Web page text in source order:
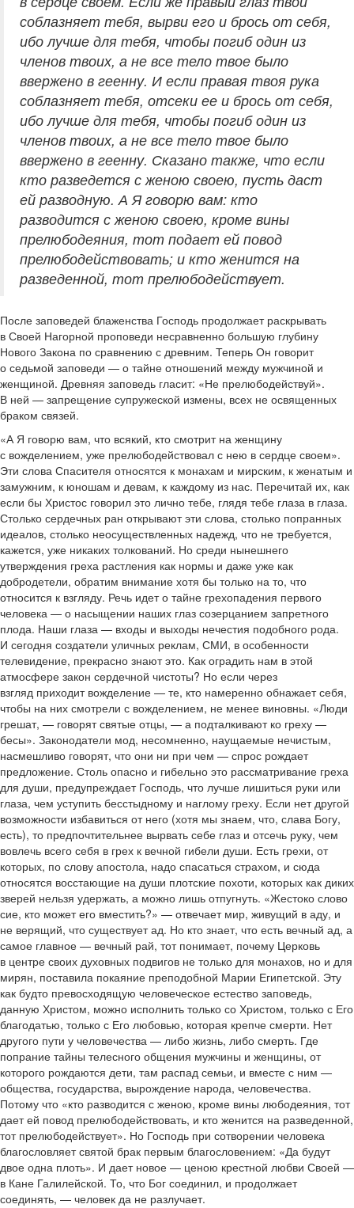
соблазняет тебя, вырви его и брось от себя,
ибо лучше для тебя, чтобы погиб один из
членов твоих, а не все тело твое было
ввержено в геенну. И если правая твоя рука
соблазняет тебя, отсеки ее и брось от себя,
ибо лучше для тебя, чтобы погиб один из
членов твоих, а не все тело твое было
ввержено в геенну. Сказано также, что если
кто разведется с женою своею, пусть даст
ей разводную. А Я говорю вам: кто
разводится с женою своею, кроме вины
прелюбодеяния, тот подает ей повод
прелюбодействовать; и кто женится на
разведенной, тот прелюбодействует.
После заповедей блаженства Господь продолжает раскрывать
в Своей Нагорной проповеди несравненно большую глубину
Нового Закона по сравнению с древним. Теперь Он говорит
о седьмой заповеди — о тайне отношений между мужчиной и
женщиной. Древняя заповедь гласит: «Не прелюбодействуй».
В ней — запрещение супружеской измены, всех не освященных
браком связей.
«А Я говорю вам, что всякий, кто смотрит на женщину
с вожделением, уже прелюбодействовал с нею в сердце своем».
Эти слова Спасителя относятся к монахам и мирским, к женатым и
замужним, к юношам и девам, к каждому из нас. Перечитай их, как
если бы Христос говорил это лично тебе, глядя тебе глаза в глаза.
Столько сердечных ран открывают эти слова, столько попранных
идеалов, столько неосуществленных надежд, что не требуется,
кажется, уже никаких толкований. Но среди нынешнего
утверждения греха растления как нормы и даже уже как
добродетели, обратим внимание хотя бы только на то, что
относится к взгляду. Речь идет о тайне грехопадения первого
человека — о насыщении наших глаз созерцанием запретного
плода. Наши глаза — входы и выходы нечестия подобного рода.
И сегодня создатели уличных реклам, СМИ, в особенности
телевидение, прекрасно знают это. Как оградить нам в этой
атмосфере закон сердечной чистоты? Но если через
взгляд приходит вожделение — те, кто намеренно обнажает себя,
чтобы на них смотрели с вожделением, не менее виновны. «Люди
грешат, — говорят святые отцы, — а подталкивают ко греху —
бесы». Законодатели мод, несомненно, наущаемые нечистым,
насмешливо говорят, что они ни при чем — спрос рождает
предложение. Столь опасно и гибельно это рассматривание греха
для души, предупреждает Господь, что лучше лишиться руки или
глаза, чем уступить бесстыдному и наглому греху. Если нет другой
возможности избавиться от него (хотя мы знаем, что, слава Богу,
есть), то предпочтительнее вырвать себе глаз и отсечь руку, чем
вовлечь всего себя в грех к вечной гибели души. Есть грехи, от
которых, по слову апостола, надо спасаться страхом, и сюда
относятся восстающие на души плотские похоти, которых как диких
зверей нельзя удержать, а можно лишь отпугнуть. «Жестоко слово
сие, кто может его вместить?» — отвечает мир, живущий в аду, и
не верящий, что существует ад. Но кто знает, что есть вечный ад, а
самое главное — вечный рай, тот понимает, почему Церковь
в центре своих духовных подвигов не только для монахов, но и для
мирян, поставила покаяние преподобной Марии Египетской. Эту
как будто превосходящую человеческое естество заповедь,
данную Христом, можно исполнить только со Христом, только с Его
благодатью, только с Его любовью, которая крепче смерти. Нет
другого пути у человечества — либо жизнь, либо смерть. Где
попрание тайны телесного общения мужчины и женщины, от
которого рождаются дети, там распад семьи, и вместе с ним —
общества, государства, вырождение народа, человечества.
Потому что «кто разводится с женою, кроме вины любодеяния, тот
дает ей повод прелюбодействовать, и кто женится на разведенной,
тот прелюбодействует». Но Господь при сотворении человека
благословляет святой брак первым благословением: «Да будут
двое одна плоть». И дает новое — ценою крестной любви Своей —
в Кане Галилейской. То, что Бог соединил, и продолжает
соединять, — человек да не разлучает.